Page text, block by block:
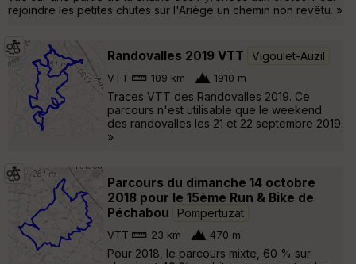
rejoindre les petites chutes sur l'Ariège un chemin non revêtu. »
Randovalles 2019 VTT Vigoulet-Auzil
VTT 109 km 1910 m
Traces VTT des Randovalles 2019. Ce
parcours n'est utilisable que le weekend
des randovalles les 21 et 22 septembre 2019.
»
Parcours du dimanche 14 octobre
2018 pour le 15ème Run & Bike de
Péchabou
Pompertuzat
VTT 23 km 470 m
Pour 2018, le parcours mixte, 60 % sur